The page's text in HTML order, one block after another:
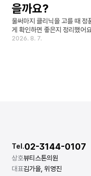
을까요?
울써마지 클리닉을 고를 때 정
게 확인하면 좋은지 정리했어
2026. 8. 7.
상호뷰티스톤의원
대표김가을, 위영진
Tel.02-3144-0107